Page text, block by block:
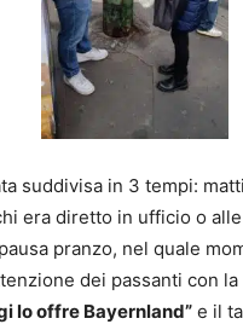
suddivisa in 3 tempi:
era diretto in ufficio o
pranzo, nel quale
dei passanti con
lo offre Bayernland” e il